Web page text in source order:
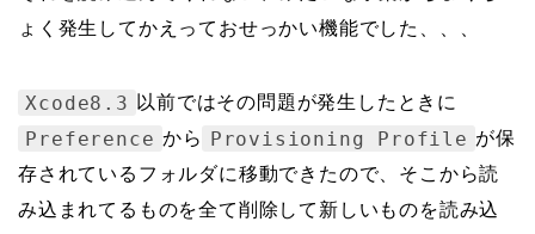
ょく発生してかえっておせっかい機能でした、、、
Xcode8.3 以前ではその問題が発生したときに
Preference から Provisioning Profile が保
存されているフォルダに移動できたので、そこから読
み込まれてるものを全て削除して新しいものを読み込